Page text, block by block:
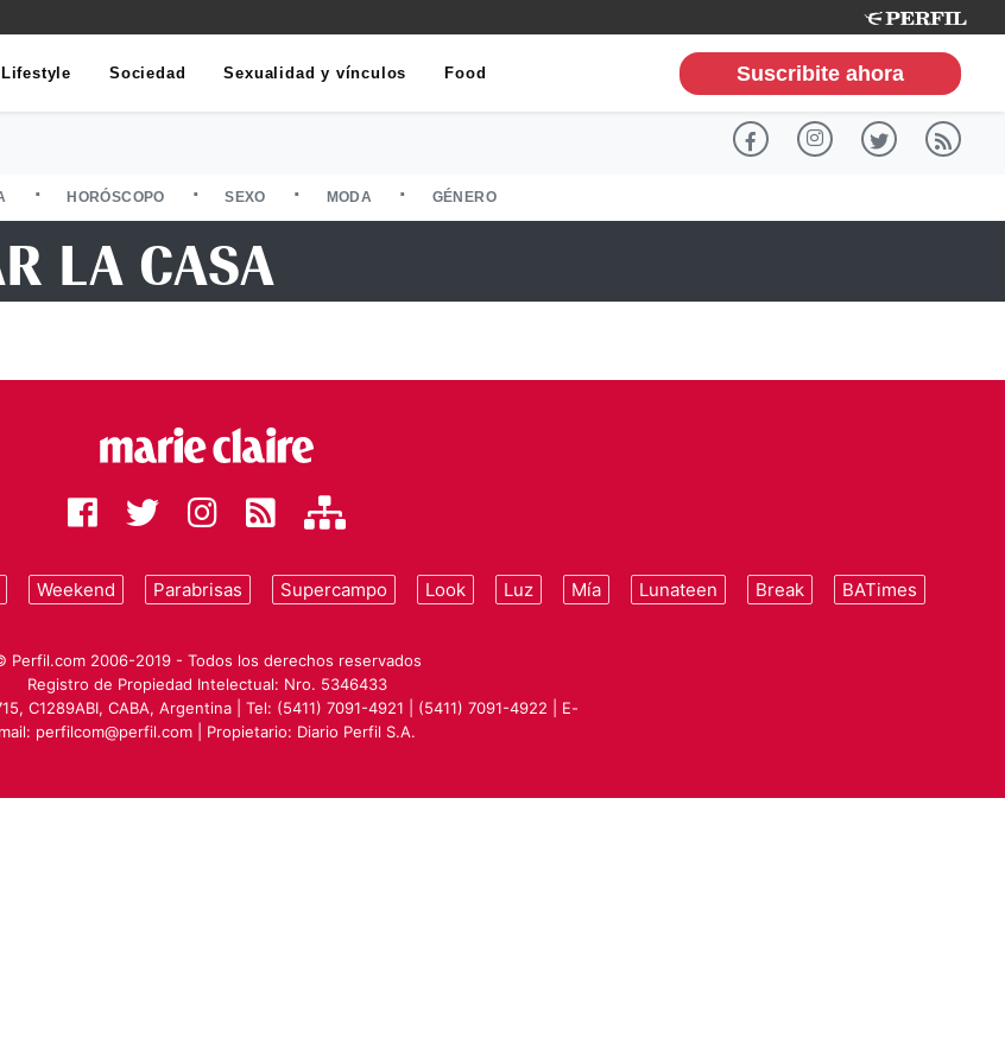
Lifestyle Sociedad Sexualidad y vínculos Food Suscribite ahora
HORÓSCOPO SEXO MODA GÉNERO
LA CASA
Weekend Parabrisas Supercampo Look Luz Mía Lunateen Break BATimes
Perfil.com 2006-2019 - Todos los derechos reservados
Registro de Propiedad Intelectual: Nro. 5346433
C1289ABI, CABA, Argentina | Tel: (5411) 7091-4921 | (5411) 7091-4922 | E-
mail: perfilcom@perfil.com | Propietario: Diario Perfil S.A.